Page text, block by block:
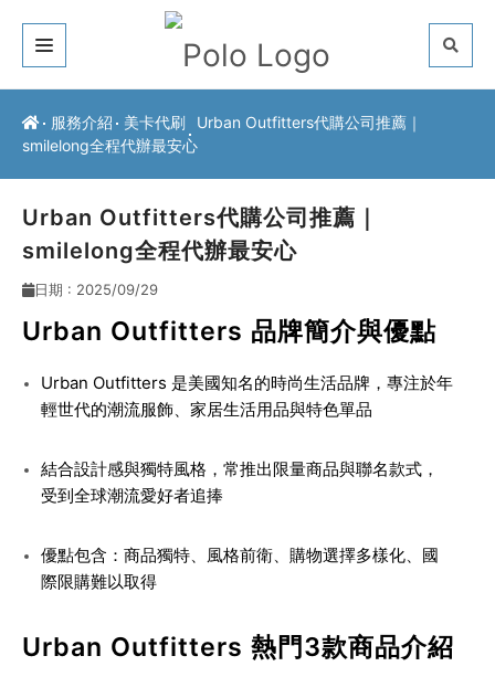
關於我們
服務介紹
常見問題
最新公告
服務介紹 美卡代刷
Urban Outfitters代購公司推薦｜
smilelong全程代辦最安心
Urban Outfitters代購公司推薦｜
smilelong全程代辦最安心
日期 : 2025/09/29
Urban Outfitters 品牌簡介與優點
Urban Outfitters 是美國知名的時尚生活品牌，專注於年
輕世代的潮流服飾、家居生活用品與特色單品
結合設計感與獨特風格，常推出限量商品與聯名款式，
受到全球潮流愛好者追捧
優點包含：商品獨特、風格前衛、購物選擇多樣化、國
際限購難以取得
Urban Outfitters 熱門3款商品介紹